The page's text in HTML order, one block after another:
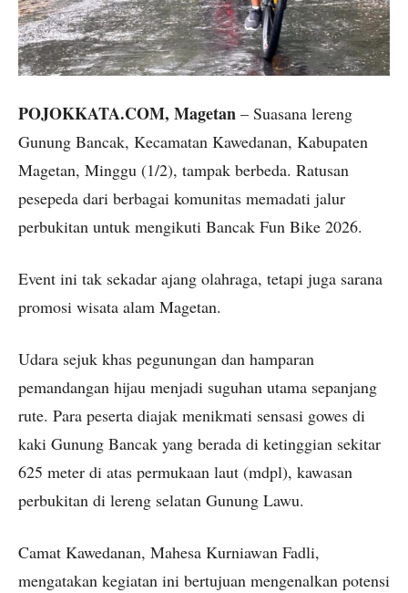
POJOKKATA.COM, Magetan – Suasana lereng
Gunung Bancak, Kecamatan Kawedanan, Kabupaten
Magetan, Minggu (1/2), tampak berbeda. Ratusan
pesepeda dari berbagai komunitas memadati jalur
perbukitan untuk mengikuti Bancak Fun Bike 2026.
Event ini tak sekadar ajang olahraga, tetapi juga sarana
promosi wisata alam Magetan.
Udara sejuk khas pegunungan dan hamparan
pemandangan hijau menjadi suguhan utama sepanjang
rute. Para peserta diajak menikmati sensasi gowes di
kaki Gunung Bancak yang berada di ketinggian sekitar
625 meter di atas permukaan laut (mdpl), kawasan
perbukitan di lereng selatan Gunung Lawu.
Camat Kawedanan, Mahesa Kurniawan Fadli,
mengatakan kegiatan ini bertujuan mengenalkan potensi